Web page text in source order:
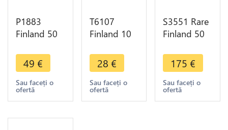
P1883
Finland 50
Nicholas II
1916 S
PCGS MS63
Argent
49 €
Sau faceți o
ofertă
T6107
Finland 10
Urho
Kekkonen
1975
Argent
28 €
Sau faceți o
ofertă
S3551 Rare
Finland 50
Alexander II
1865
Argent
Silver XF !-
175 €
Sau faceți o
ofertă